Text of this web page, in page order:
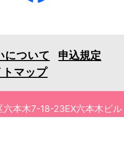
について
申込規定
トマップ
本木7-18-23EX六本木ビル